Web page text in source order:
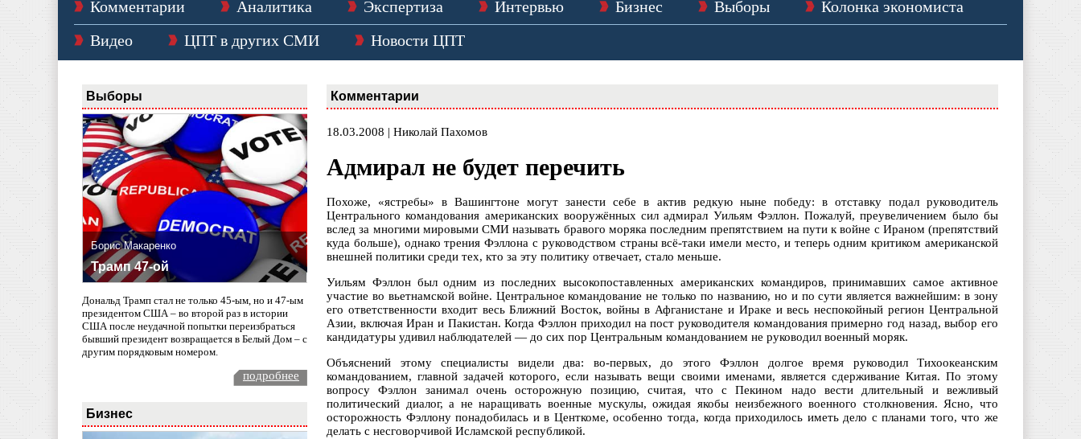
Комментарии Аналитика Экспертиза Интервью Бизнес Выборы
Колонка экономиста
Видео
ЦПТ в других СМИ Новости ЦПТ
Выборы
Борис Макаренко
Трамп 47-ой
Дональд Трамп стал не только 45-ым, но и 47-ым
президентом США – во второй раз в истории
США после неудачной попытки переизбраться
бывший президент возвращается в Белый Дом – с
другим порядковым номером.
подробнее
Бизнес
Комментарии
18.03.2008 | Николай Пахомов
Адмирал не будет перечить
Похоже, «ястребы» в Вашингтоне могут занести себе в актив редкую ныне победу: в отставку подал руководитель
Центрального командования американских вооружённых сил адмирал Уильям Фэллон. Пожалуй, преувеличением было бы
вслед за многими мировыми СМИ называть бравого моряка последним препятствием на пути к войне с Ираном (препятствий
куда больше), однако трения Фэллона с руководством страны всё-таки имели место, и теперь одним критиком американской
внешней политики среди тех, кто за эту политику отвечает, стало меньше.
Уильям Фэллон был одним из последних высокопоставленных американских командиров, принимавших самое активное
участие во вьетнамской войне. Центральное командование не только по названию, но и по сути является важнейшим: в зону
его ответственности входит весь Ближний Восток, войны в Афганистане и Ираке и весь неспокойный регион Центральной
Азии, включая Иран и Пакистан. Когда Фэллон приходил на пост руководителя командования примерно год назад, выбор его
кандидатуры удивил наблюдателей — до сих пор Центральным командованием не руководил военный моряк.
Объяснений этому специалисты видели два: во-первых, до этого Фэллон долгое время руководил Тихоокеанским
командованием, главной задачей которого, если называть вещи своими именами, является сдерживание Китая. По этому
вопросу Фэллон занимал очень осторожную позицию, считая, что с Пекином надо вести длительный и вежливый
политический диалог, а не наращивать военные мускулы, ожидая якобы неизбежного военного столкновения. Ясно, что
осторожность Фэллону понадобилась и в Центкоме, особенно тогда, когда приходилось иметь дело с планами того, что же
делать с несговорчивой Исламской республикой.